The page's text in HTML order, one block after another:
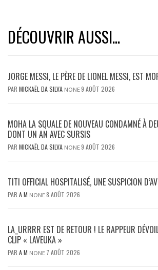
DÉCOUVRIR AUSSI...
JORGE MESSI, LE PÈRE DE LIONEL MESSI, EST
PAR MICKAËL DA SILVA NONE9 AOÛT 2026
MOHA LA SQUALE DE NOUVEAU CONDAMNÉ À
DONT UN AN AVEC SURSIS
PAR MICKAËL DA SILVA NONE9 AOÛT 2026
TITI OFFICIAL HOSPITALISÉ, UNE SUSPICION
PAR A M NONE8 AOÛT 2026
LA_URRRR EST DE RETOUR ! LE RAPPEUR
CLIP « LAVEUKA »
PAR A M NONE 7 AOÛT 2026